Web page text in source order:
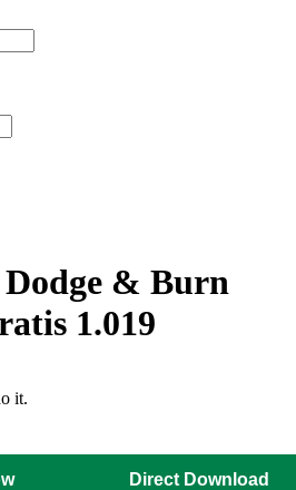
& Burn
1.019
it.
Direct Download